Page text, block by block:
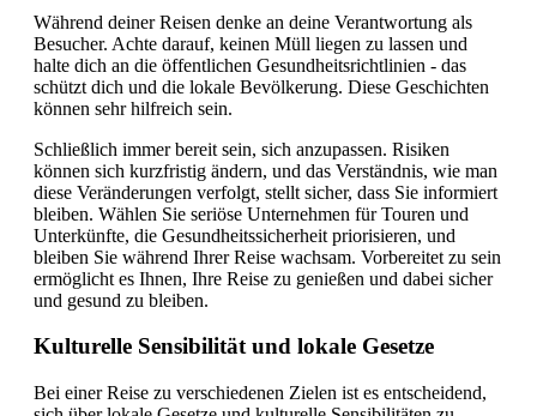
Während deiner Reisen denke an deine Verantwortung als
Besucher. Achte darauf, keinen Müll liegen zu lassen und
halte dich an die öffentlichen Gesundheitsrichtlinien - das
schützt dich und die lokale Bevölkerung. Diese Geschichten
können sehr hilfreich sein.
Schließlich immer bereit sein, sich anzupassen. Risiken
können sich kurzfristig ändern, und das Verständnis, wie man
diese Veränderungen verfolgt, stellt sicher, dass Sie informiert
bleiben. Wählen Sie seriöse Unternehmen für Touren und
Unterkünfte, die Gesundheitssicherheit priorisieren, und
bleiben Sie während Ihrer Reise wachsam. Vorbereitet zu sein
ermöglicht es Ihnen, Ihre Reise zu genießen und dabei sicher
und gesund zu bleiben.
Kulturelle Sensibilität und lokale Gesetze
Bei einer Reise zu verschiedenen Zielen ist es entscheidend,